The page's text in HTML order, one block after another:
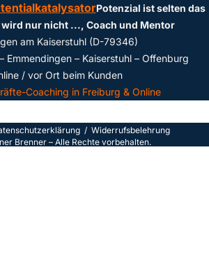
Potenzial ist selten das
wird nur nicht ..., Coach und Mentor
am Kaiserstuhl (D-79346)
Emmendingen – Kaiserstuhl – Offenburg
/ vor Ort beim Kunden
Coaching in Freiburg & Online
g / Widerrufsbelehrung
Brenner – Alle Rechte vorbehalten.